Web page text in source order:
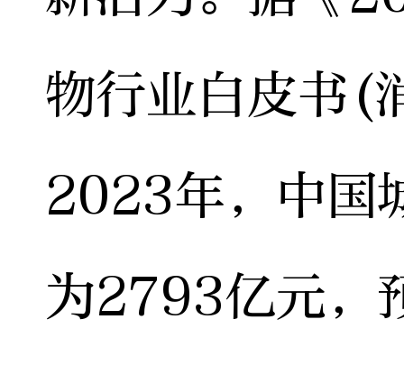
物行业白皮书(
2023年，中国
为2793亿元，